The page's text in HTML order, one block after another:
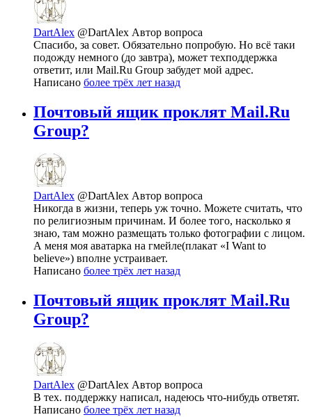
DartAlex @DartAlex Автор вопроса
Спасибо, за совет. Обязательно попробую. Но всё таки
подожду немного (до завтра), может техподдержка
ответит, или Mail.Ru Group забудет мой адрес.
Написано более трёх лет назад
Почтовый ящик проклят Mail.Ru
Group?
DartAlex @DartAlex Автор вопроса
Никогда в жизни, теперь уж точно. Можете считать, что
по религиозным причинам. И более того, насколько я
знаю, там можно размещать только фотографии с лицом.
А меня моя аватарка на гмейле(плакат «I Want to
believe») вполне устраивает.
Написано более трёх лет назад
Почтовый ящик проклят Mail.Ru
Group?
DartAlex @DartAlex Автор вопроса
В тех. поддержку написал, надеюсь что-нибудь ответят.
Написано более трёх лет назад